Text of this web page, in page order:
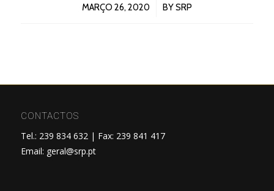
MARÇO 26, 2020
/ BYSRP
CONTACTOS
Tel.: 239 834 632 | Fax: 239 841 417
Email: geral@srp.pt